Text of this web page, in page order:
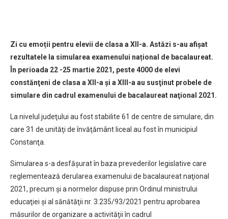
Zi cu emoții pentru elevii de clasa a XII-a. Astăzi s-au afișat
rezultatele la simularea examenului național de bacalaureat.
În perioada 22 -25 martie 2021, peste 4000 de elevi
constănţeni de clasa a XII-a şi a XIII-a au susţinut probele de
simulare din cadrul examenului de bacalaureat naţional 2021.
La nivelul judeţului au fost stabilite 61 de centre de simulare, din
care 31 de unităţi de învăţământ liceal au fost în municipiul
Constanţa.
Simularea s-a desfăşurat în baza prevederilor legislative care
reglementează derularea examenului de bacalaureat naţional
2021, precum şi a normelor dispuse prin Ordinul ministrului
educaţiei şi al sănătăţii nr. 3.235/93/2021 pentru aprobarea
măsurilor de organizare a activităţii în cadrul